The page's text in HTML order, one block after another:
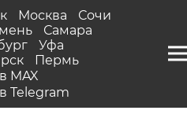
Москва
Сочи
Самара
Уфа
Пермь